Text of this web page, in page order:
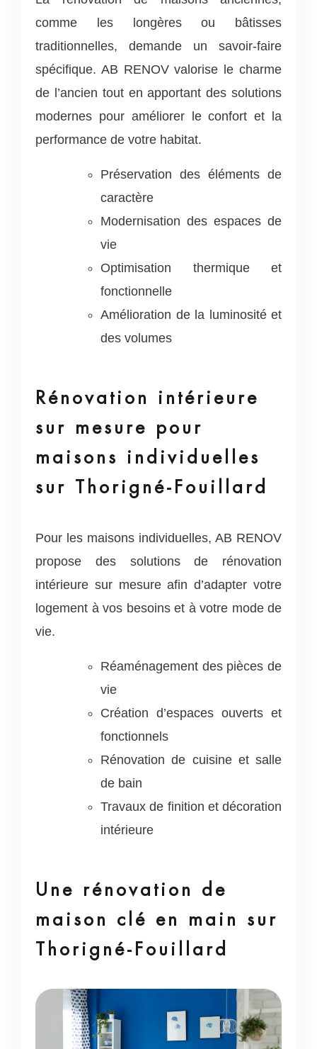
comme les longères ou bâtisses
traditionnelles, demande un savoir-faire
spécifique. AB RENOV valorise le charme
de l’ancien tout en apportant des solutions
modernes pour améliorer le confort et la
performance de votre habitat.
Préservation des éléments de
caractère
Modernisation des espaces de
vie
Optimisation thermique et
fonctionnelle
Amélioration de la luminosité et
des volumes
Rénovation intérieure
sur mesure pour
maisons individuelles
sur Thorigné-Fouillard
Pour les maisons individuelles, AB RENOV
propose des solutions de rénovation
intérieure sur mesure afin d’adapter votre
logement à vos besoins et à votre mode de
vie.
Réaménagement des pièces de
vie
Création d’espaces ouverts et
fonctionnels
Rénovation de cuisine et salle
de bain
Travaux de finition et décoration
intérieure
Une rénovation de
maison clé en main sur
Thorigné-Fouillard